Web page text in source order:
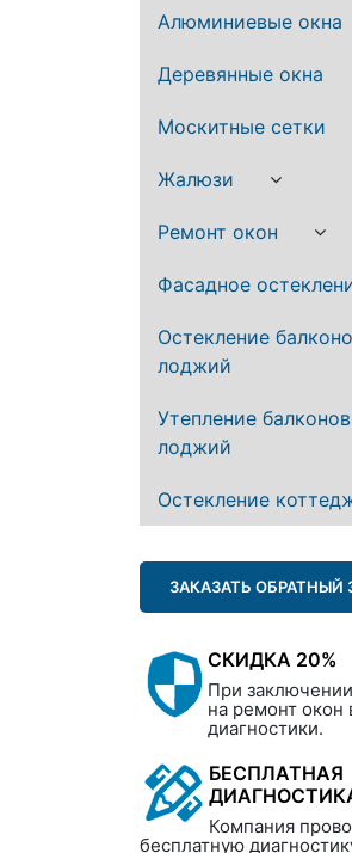
Алюминиевые окна
Деревянные окна
Москитные сетки
Жалюзи
Ремонт окон
Фасадное
Остекление
лоджий
Утепление
лоджий
Остекление
ЗАКАЗАТЬ ОБРАТНЫЙ
СКИДКА 20%
При
на ремонт окон
диагностики.
БЕСПЛАТНАЯ
Компания
бесплатную